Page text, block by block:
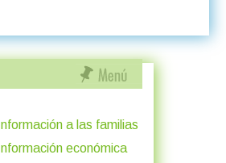
Información a las familias
Información económica